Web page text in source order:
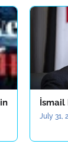
İsmail
July 31,